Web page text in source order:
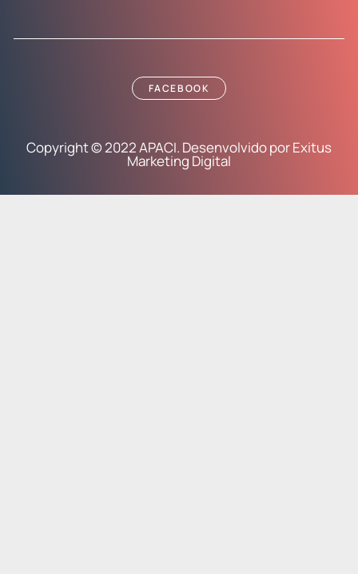
Copyright © 2022 APACI. Desenvolvido por Exitus
Marketing Digital
FACEBOOK